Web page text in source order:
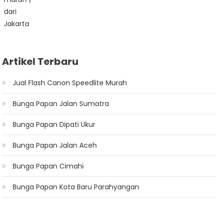
Artikel Terbaru
Jual Flash Canon Speedlite Murah
Bunga Papan Jalan Sumatra
Bunga Papan Dipati Ukur
Bunga Papan Jalan Aceh
Bunga Papan Cimahi
Bunga Papan Kota Baru Parahyangan